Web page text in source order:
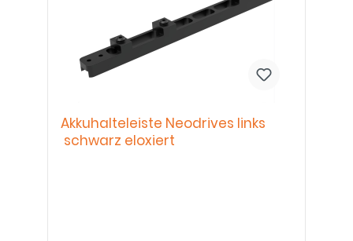
Akkuhalteleiste Neodrives links
schwarz eloxiert